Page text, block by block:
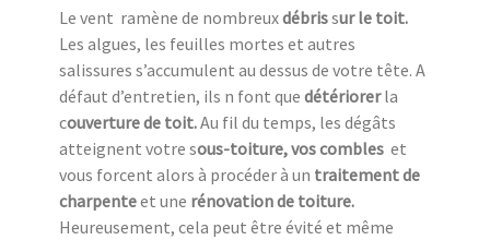
Le vent ramène de nombreuxdébrissur le toit.
Les algues, les feuilles mortes et autres
salissures s’accumulent au dessus de votre tête. A
défaut d’entretien, ils n font que détériorerla
couverture de toit.Au fil du temps, les dégâts
atteignent votre sous-toiture, vos combles et
vous forcent alors à procéder à un traitement de
charpenteet une rénovation de toiture.
Heureusement, cela peut être évité et même